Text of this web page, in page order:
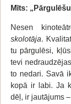
Mīts:
Nesen
skolotāja.
tu pārgulēsi,
tevi
to nedari. Savā
kopā ir labi. Ja
dēļ, ir jautājums